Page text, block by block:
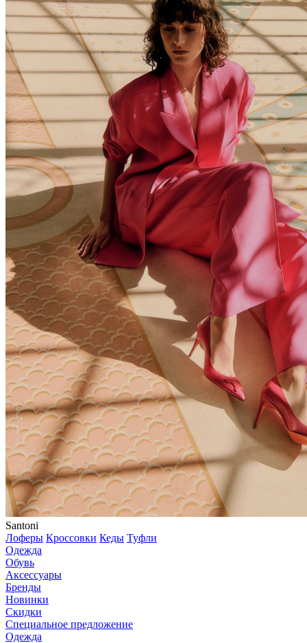
Santoni
Лоферы Кроссовки Кеды Туфли
Одежда
Обувь
Аксессуары
Бренды
Новинки
Скидки
Специальное предложение
Одежда